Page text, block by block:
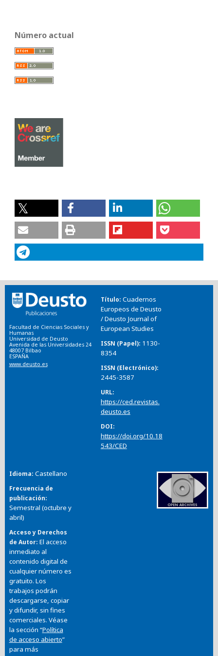
Número actual
Facultad de Ciencias Sociales y
Humanas
Universidad de Deusto
Avenida de las Universidades 24
48007 Bilbao
ESPAÑA
www.deusto.es
Título Cuadernos
Europeos de Deusto
/ Deusto Journal of
European Studies
ISSN (Papel) 1130-
8354
ISSN (Electrónico)
2445-3587
URL
https://ced.revistas.
deusto.es
DOI
https://doi.org/10.18
543/CED
Idioma Castellano
Frecuencia de
publicación
Semestral (octubre y
abril)
Acceso y Derechos
de Autor El acceso
inmediato al
contenido digital de
cualquier número es
gratuito. Los
trabajos podrán
descargarse, copiar
y difundir, sin fines
comerciales. Véase
la sección “Política
de acceso abierto”
para más